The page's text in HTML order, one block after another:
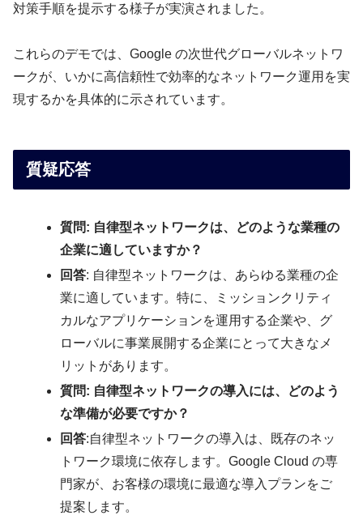
対策手順を提示する様子が実演されました。
これらのデモでは、Google の次世代グローバルネットワ
ークが、いかに高信頼性で効率的なネットワーク運用を実
現するかを具体的に示されています。
質疑応答
質問: 自律型ネットワークは、どのような業種の
企業に適していますか？
回答: 自律型ネットワークは、あらゆる業種の企
業に適しています。特に、ミッションクリティ
カルなアプリケーションを運用する企業や、グ
ローバルに事業展開する企業にとって大きなメ
リットがあります。
質問: 自律型ネットワークの導入には、どのよう
な準備が必要ですか？
回答:自律型ネットワークの導入は、既存のネッ
トワーク環境に依存します。Google Cloud の専
門家が、お客様の環境に最適な導入プランをご
提案します。